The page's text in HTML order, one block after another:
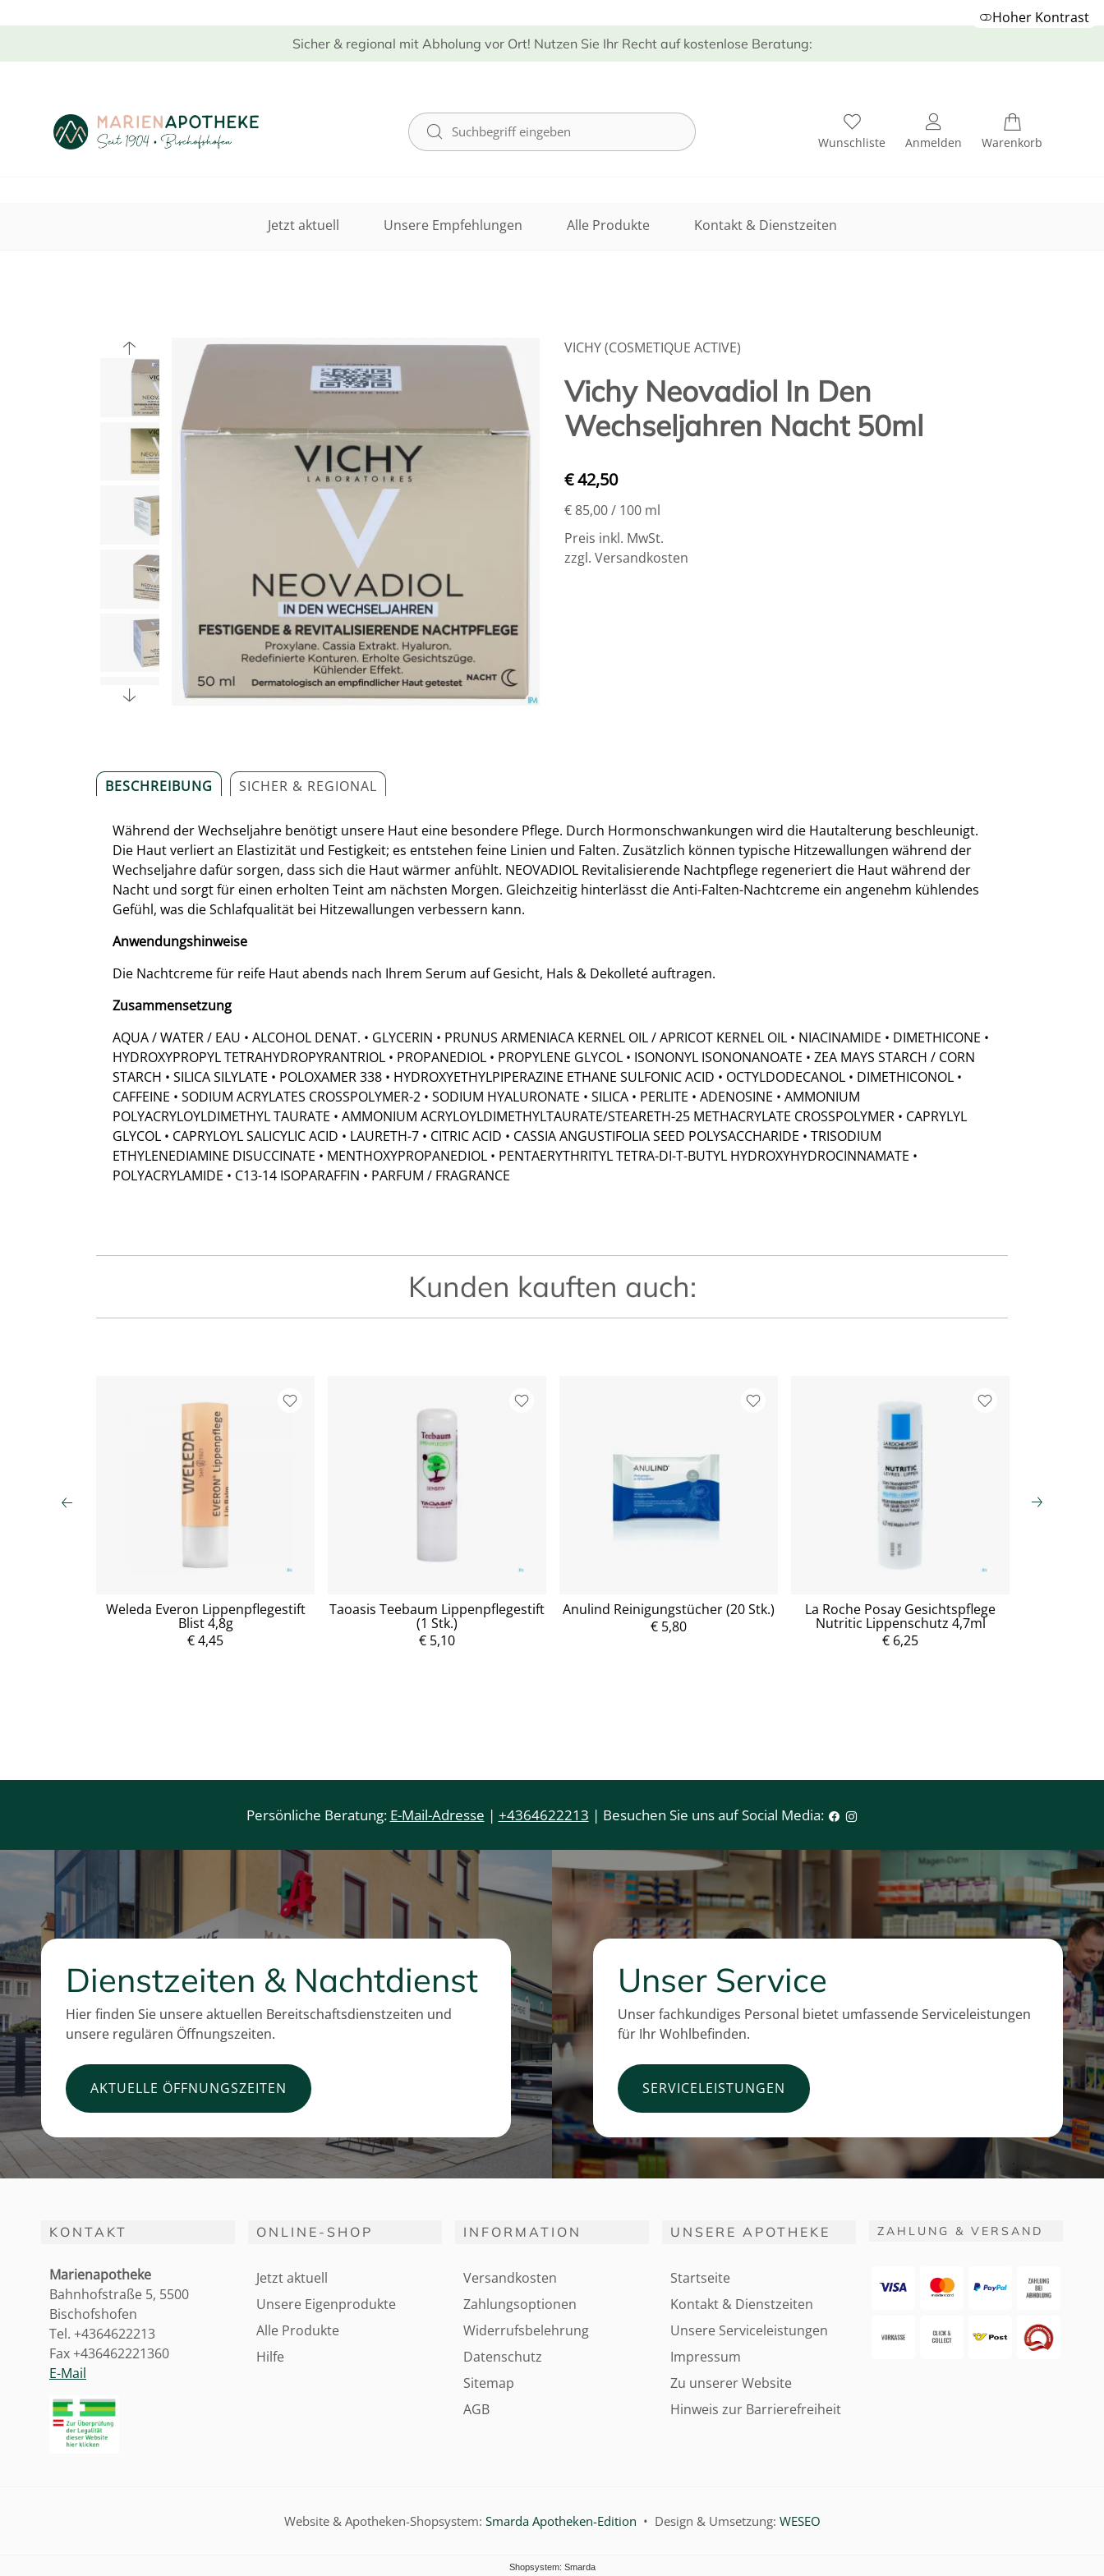
Sicher & regional mit Abholung vor Ort! Nutzen Sie Ihr Recht auf kostenlose Beratung:
Hoher Kontrast
Wunschliste Anmelden Warenkorb
Jetzt aktuell Unsere Empfehlungen Alle Produkte Kontakt & Dienstzeiten
VICHY (COSMETIQUE ACTIVE)
Vichy Neovadiol In Den
Wechseljahren Nacht 50ml
€ 42,50
€ 85,00/ 100 ml
Preis inkl. MwSt.
zzgl. Versandkosten
BESCHREIBUNG SICHER & REGIONAL
Während der Wechseljahre benötigt unsere Haut eine besondere Pflege. Durch Hormonschwankungen wird die Hautalterung beschleunigt.
Die Haut verliert an Elastizität und Festigkeit; es entstehen feine Linien und Falten. Zusätzlich können typische Hitzewallungen während der
Wechseljahre dafür sorgen, dass sich die Haut wärmer anfühlt. NEOVADIOL Revitalisierende Nachtpflege regeneriert die Haut während der
Nacht und sorgt für einen erholten Teint am nächsten Morgen. Gleichzeitig hinterlässt die Anti-Falten-Nachtcreme ein angenehm kühlendes
Gefühl, was die Schlafqualität bei Hitzewallungen verbessern kann.
Anwendungshinweise
Die Nachtcreme für reife Haut abends nach Ihrem Serum auf Gesicht, Hals & Dekolleté auftragen.
Zusammensetzung
AQUA / WATER / EAU • ALCOHOL DENAT. • GLYCERIN • PRUNUS ARMENIACA KERNEL OIL / APRICOT KERNEL OIL • NIACINAMIDE • DIMETHICONE •
HYDROXYPROPYL TETRAHYDROPYRANTRIOL • PROPANEDIOL • PROPYLENE GLYCOL • ISONONYL ISONONANOATE • ZEA MAYS STARCH / CORN
STARCH • SILICA SILYLATE • POLOXAMER 338 • HYDROXYETHYLPIPERAZINE ETHANE SULFONIC ACID • OCTYLDODECANOL • DIMETHICONOL •
CAFFEINE • SODIUM ACRYLATES CROSSPOLYMER-2 • SODIUM HYALURONATE • SILICA • PERLITE • ADENOSINE • AMMONIUM
POLYACRYLOYLDIMETHYL TAURATE • AMMONIUM ACRYLOYLDIMETHYLTAURATE/STEARETH-25 METHACRYLATE CROSSPOLYMER • CAPRYLYL
GLYCOL • CAPRYLOYL SALICYLIC ACID • LAURETH-7 • CITRIC ACID • CASSIA ANGUSTIFOLIA SEED POLYSACCHARIDE • TRISODIUM
ETHYLENEDIAMINE DISUCCINATE • MENTHOXYPROPANEDIOL • PENTAERYTHRITYL TETRA-DI-T-BUTYL HYDROXYHYDROCINNAMATE •
POLYACRYLAMIDE • C13-14 ISOPARAFFIN • PARFUM / FRAGRANCE
Kunden kauften auch:
Weleda Everon Lippenpflegestift
Blist 4,8g
€ 4,45
Taoasis Teebaum Lippenpflegestift
(1 Stk.)
€ 5,10
Anulind Reinigungstücher (20 Stk.)
€ 5,80
La Roche Posay Gesichtspflege
Nutritic Lippenschutz 4,7ml
€ 6,25
P
P P
r
e
Persönliche Beratung: E-Mail-Adresse | +4364622213 | Besuchen Sie uns auf Social Media:
Dienstzeiten & Nachtdienst
Hier finden Sie unsere aktuellen Bereitschaftsdienstzeiten und
unsere regulären Öffnungszeiten.
AKTUELLE ÖFFNUNGSZEITEN
Unser Service
Unser fachkundiges Personal bietet umfassende Serviceleistungen
für Ihr Wohlbefinden.
SERVICELEISTUNGEN
KONTAKT
Marienapotheke
Bahnhofstraße 5, 5500
Bischofshofen
Tel. +4364622213
Fax +436462221360
E-Mail
ONLINE-SHOP
Jetzt aktuell
Unsere Eigenprodukte
Alle Produkte
Hilfe
INFORMATION
Versandkosten
Zahlungsoptionen
Widerrufsbelehrung
Datenschutz
Sitemap
AGB
UNSERE APOTHEKE
Startseite
Kontakt & Dienstzeiten
Unsere Serviceleistungen
Impressum
Zu unserer Website
Hinweis zur Barrierefreiheit
ZAHLUNG & VERSAND
Website & Apotheken-Shopsystem: Smarda Apotheken-Edition • Design & Umsetzung: WESEO
Shopsystem: Smarda